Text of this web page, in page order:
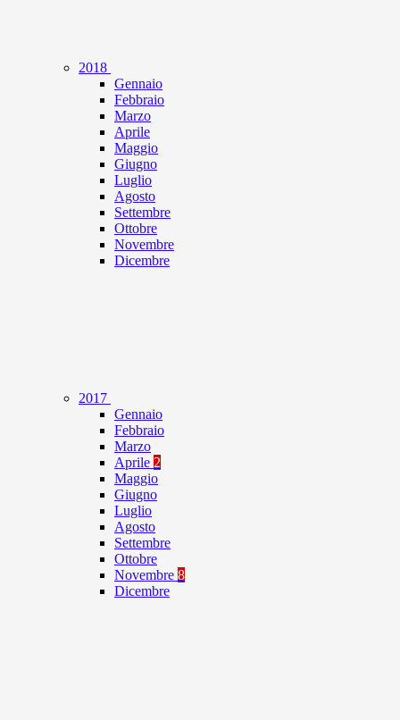
2018
Gennaio
Febbraio
Marzo
Aprile
Maggio
Giugno
Luglio
Agosto
Settembre
Ottobre
Novembre
Dicembre
2017
Gennaio
Febbraio
Marzo
Aprile 2
Maggio
Giugno
Luglio
Agosto
Settembre
Ottobre
Novembre 8
Dicembre